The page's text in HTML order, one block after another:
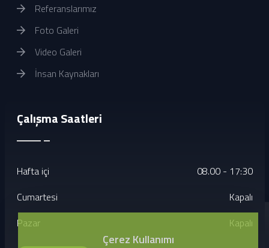
Referanslarımız
Foto Galeri
Video Galeri
İnsan Kaynakları
Çalışma Saatleri
Hafta içi
08.00 - 17:30
Cumartesi
Kapalı
Pazar
Kapalı
Çerez Kullanımı